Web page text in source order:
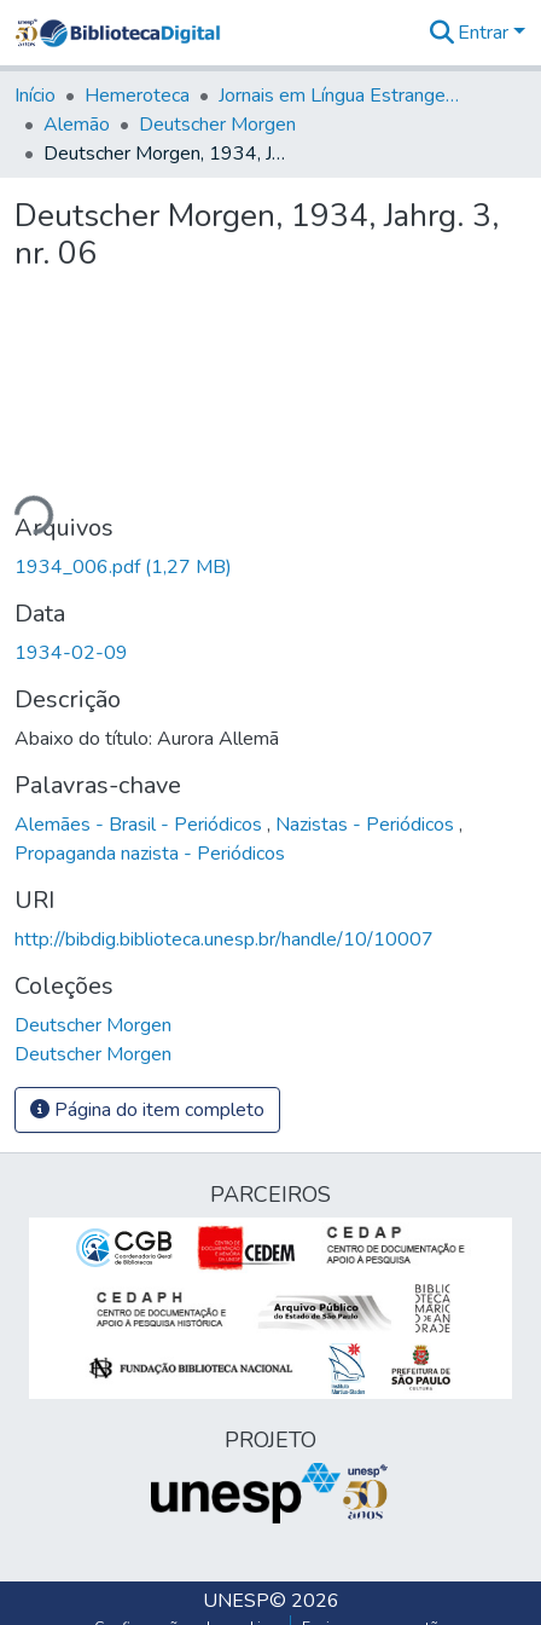
&
Coleções
Tudo na
Biblioteca
Estatísticas
Entrar
Início Hemeroteca
Jornais em Língua Estrangeira
Alemão
Deutscher Morgen
Deutscher Morgen, 1934, Jahrg. 3, nr. 06
Deutscher Morgen, 1934, Jahrg. 3,
nr. 06
Arquivos
1934_006.pdf(1,27 MB)
Data
1934-02-09
Descrição
Abaixo do título: Aurora Allemã
Palavras-chave
Alemães - Brasil - Periódicos , Nazistas - Periódicos ,
Propaganda nazista - Periódicos
URI
http://bibdig.biblioteca.unesp.br/handle/10/10007
Coleções
Deutscher Morgen
Deutscher Morgen
Página do item completo
PARCEIROS
PROJETO
UNESP© 2026